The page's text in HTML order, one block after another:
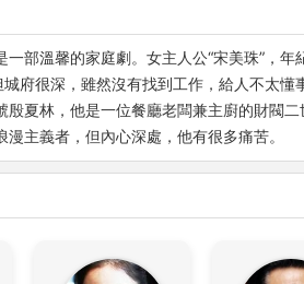
部溫馨的家庭劇。女主人公“宋美珠”，
府很深，雖然沒有找到工作，給人不太
夏林，他是一位餐廳老闆兼主廚的財閥
主義者，但內心深處，他有很多痛苦。